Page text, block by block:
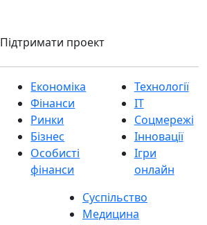
Підтримати проект
Економіка
Фінанси
Ринки
Бізнес
Особисті
фінанси
Технології
IT
Соцмережі
Інновації
Ігри
онлайн
Суспільство
Медицина